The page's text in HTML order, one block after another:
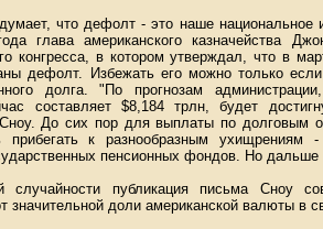
что дефолт - это наше национальное
глава американского казначейства
конгресса, в котором утверждал, что в
дефолт. Избежать его можно только
долга. "По прогнозам
составляет $8,184 трлн, будет
До сих пор для выплаты по долговым
прибегать к разнообразным
пенсионных фондов. Но дальше
случайности публикация письма Сноу
значительной доли американской валюты в